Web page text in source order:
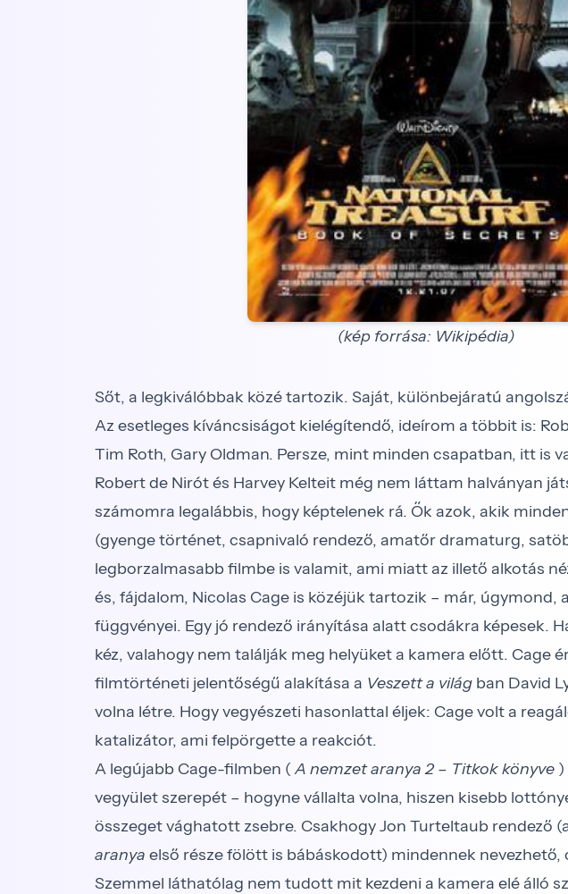
(kép forrása: Wikipédia)
Sőt, a legkiválóbbak közé tartozik. Saját, különbejáratú
Az esetleges kíváncsiságot kielégítendő, ideírom a többit is:
Tim Roth, Gary Oldman. Persze, mint minden csapatban, itt is
Robert de Nirót és Harvey Kelteit még nem láttam halványan
számomra legalábbis, hogy képtelenek rá. Ők azok, akik
(gyenge történet, csapnivaló rendező, amatőr dramaturg,
legborzalmasabb filmbe is valamit, ami miatt az illető alkotás
és, fájdalom, Nicolas Cage is közéjük tartozik – már, úgymond,
függvényei. Egy jó rendező irányítása alatt csodákra képesek.
kéz, valahogy nem találják meg helyüket a kamera előtt. Cage
filmtörténeti jelentőségű alakítása a Veszett a világ ban David
volna létre. Hogy vegyészeti hasonlattal éljek: Cage volt a
katalizátor, ami felpörgette a reakciót.
A legújabb Cage-filmben (A nemzet aranya 2 – Tit­kok könyve )
vegyület szerepét – hogyne vállalta volna, hiszen kisebb
összeget vághatott zsebre. Csak­hogy Jon Turteltaub rendező
aranya első része fölött is bábáskodott) mindennek nevezhető,
Szemmel látható­lag nem tudott mit kezdeni a kamera elé álló